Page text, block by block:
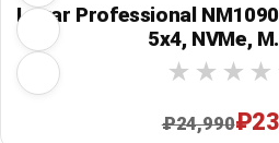
Lexar Professional
5x4, NVMe,
₽24,990